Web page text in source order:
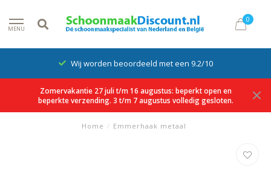
MENU
0
Wij worden beoordeeld met een 9.2/10
Zomervakantie 27 juli t/m 16 augustus: beperkt open en
beperkte verzending. 3 t/m 7 augustus volledig gesloten.
Home / Emmerhaak metaal